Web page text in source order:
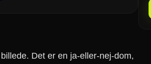
Det er en ja-eller-nej-dom,